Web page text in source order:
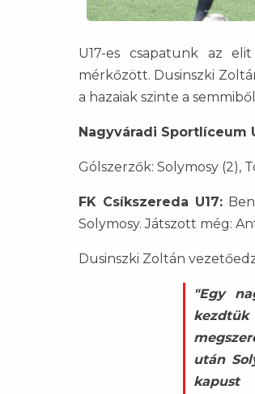
U17-es csapatunk az
mérkőzött. Dusinszki
a hazaiak szinte a
Nagyváradi Sportlíceum
Gólszerzők: Solymosy (2),
FK Csíkszereda U17:
Solymosy. Játszott még:
Dusinszki Zoltán
"Egy
után